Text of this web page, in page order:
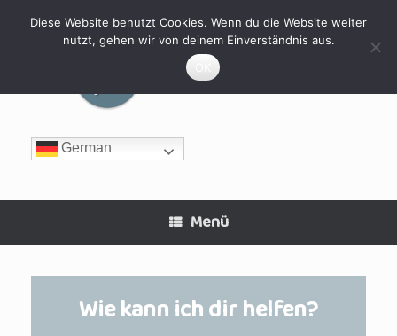
MyHomeFIT
German
Menü
Wie kann ich dir helfen?
Diese Website benutzt Cookies. Wenn du die Website weiter
nutzt, gehen wir von deinem Einverständnis aus.